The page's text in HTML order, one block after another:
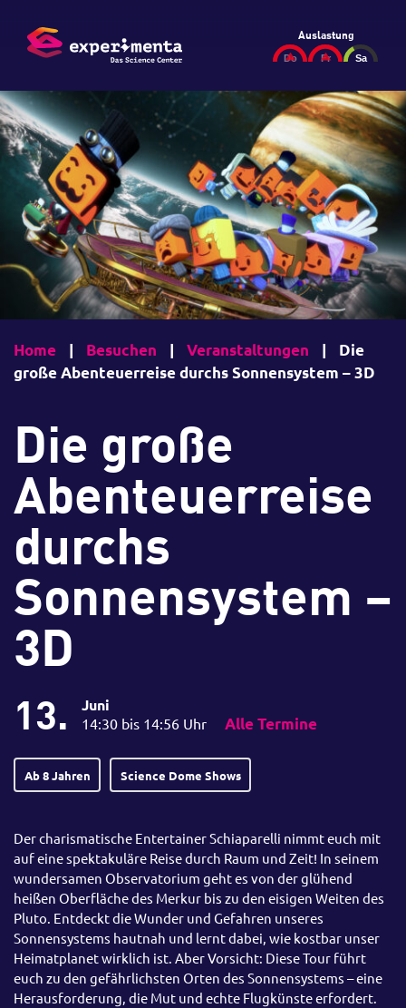
Auslastung
Home | Besuchen | Veranstaltungen |
Die
große Abenteuerreise durchs Sonnensystem – 3D
Die große
Abenteuerreise
durchs
Sonnensystem –
3D
13. Juni
14:30 bis 14:56 Uhr Alle Termine
Ab 8 Jahren Science Dome Shows
Der charismatische Entertainer Schiaparelli nimmt euch mit
auf eine spektakuläre Reise durch Raum und Zeit! In seinem
wundersamen Observatorium geht es von der glühend
heißen Oberfläche des Merkur bis zu den eisigen Weiten des
Pluto. Entdeckt die Wunder und Gefahren unseres
Sonnensystems hautnah und lernt dabei, wie kostbar unser
Heimatplanet wirklich ist. Aber Vorsicht: Diese Tour führt
euch zu den gefährlichsten Orten des Sonnensystems – eine
Herausforderung, die Mut und echte Flugkünste erfordert.